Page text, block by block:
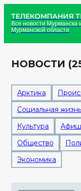
ТЕЛЕКОМПАНИЯ
Все новости Мурманска
Мурманской области
НОВОСТИ
Арктика
Социальная жизнь
Культура
Общество
Экономика